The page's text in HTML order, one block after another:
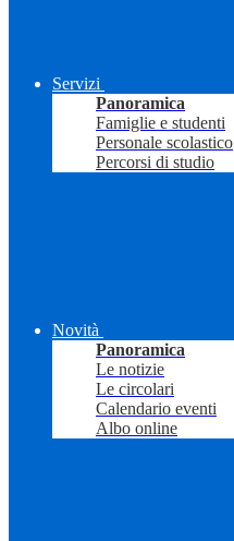
Servizi
Panoramica
Famiglie e studenti
Personale scolastico
Percorsi di studio
Novità
Panoramica
Le notizie
Le circolari
Calendario eventi
Albo online